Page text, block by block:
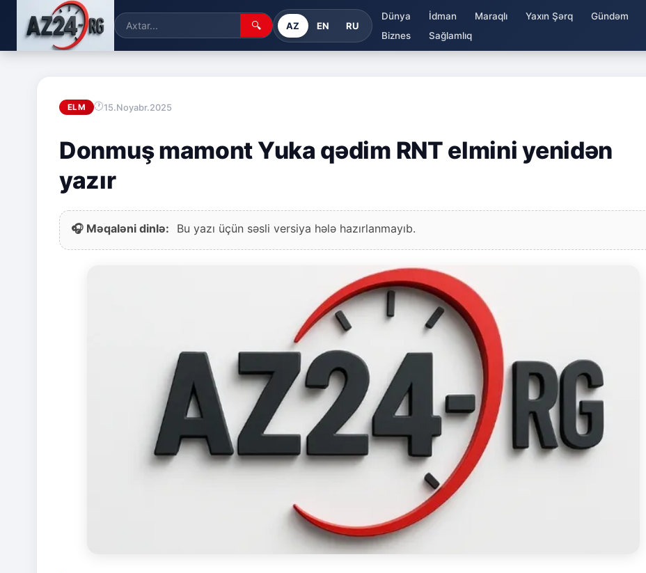
🔍 AZ EN RU
Dünya İdman Maraqlı Yaxın Şərq Gündəm
Biznes
Sağlamlıq
ELM 15.Noyabr.2025
Donmuş mamont Yuka qədim RNT elmini yenidən
yazır
🎧 Məqaləni dinlə: Bu yazı üçün səsli versiya hələ hazırlanmayıb.